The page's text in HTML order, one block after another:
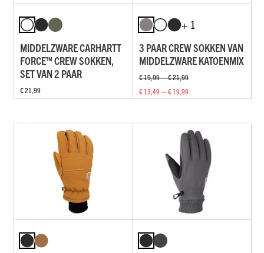
MIDDELZWARE CARHARTT
FORCE™ CREW SOKKEN,
SET VAN 2 PAAR
€ 21,99
+ 1
3 PAAR CREW SOKKEN VAN
MIDDELZWARE KATOENMIX
€ 19,99 — € 21,99
€ 13,49 — € 19,99